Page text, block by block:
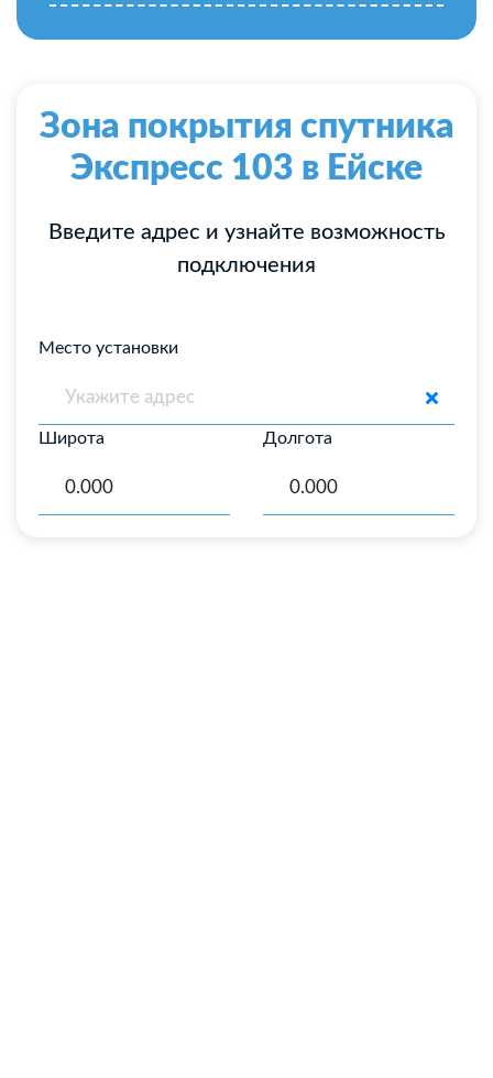
Зона покрытия спутника
Экспресс 103 в Ейске
Введите адрес и узнайте возможность
подключения
Место установки
Широта Долгота